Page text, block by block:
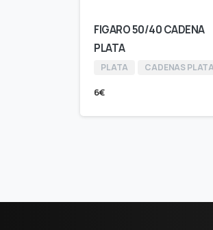
FIGARO 50/40 CADENA
PLATA
PLATA CADENAS
6€